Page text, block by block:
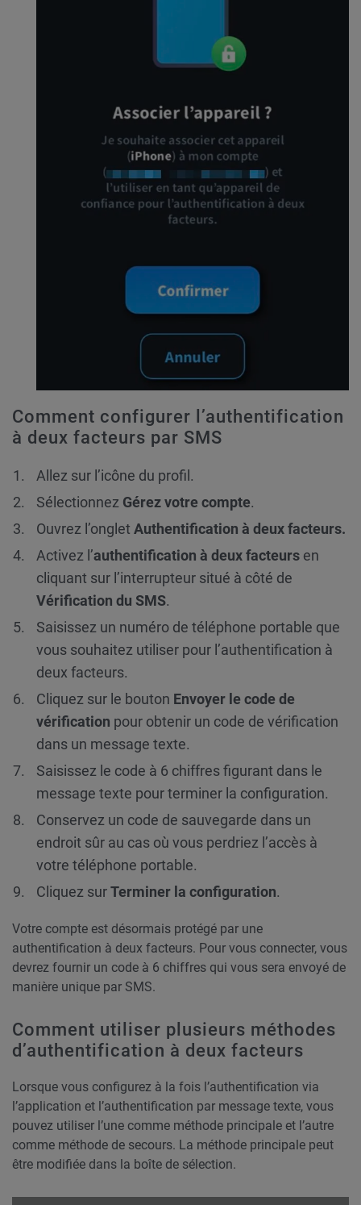
Comment configurer l’authentification
à deux facteurs par SMS
Allez sur l’icône du profil.
Sélectionnez Gérez votre compte.
Ouvrez l’onglet Authentification à deux facteurs.
Activez l’authentification à deux facteurs en
cliquant sur l’interrupteur situé à côté de
Vérification du SMS.
Saisissez un numéro de téléphone portable que
vous souhaitez utiliser pour l’authentification à
deux facteurs.
Cliquez sur le bouton Envoyer le code de
vérification pour obtenir un code de vérification
dans un message texte.
Saisissez le code à 6 chiffres figurant dans le
message texte pour terminer la configuration.
Conservez un code de sauvegarde dans un
endroit sûr au cas où vous perdriez l’accès à
votre téléphone portable.
Cliquez surTerminer la configuration.
Votre compte est désormais protégé par une
authentification à deux facteurs. Pour vous connecter, vous
devrez fournir un code à 6 chiffres qui vous sera envoyé de
manière unique par SMS.
Comment utiliser plusieurs méthodes
d’authentification à deux facteurs
Lorsque vous configurez à la fois l’authentification via
l’application et l’authentification par message texte, vous
pouvez utiliser l’une comme méthode principale et l’autre
comme méthode de secours. La méthode principale peut
être modifiée dans la boîte de sélection.